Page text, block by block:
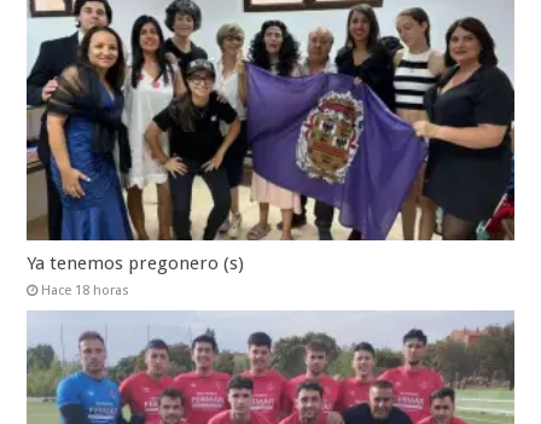
Ya tenemos pregonero (s)
Hace 18 horas